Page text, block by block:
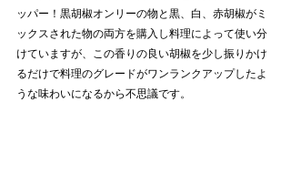
ッパー！黒胡椒オンリーの物と黒、白、赤胡椒がミ
ックスされた物の両方を購入し料理によって使い分
けていますが、この香りの良い胡椒を少し振りかけ
るだけで料理のグレードがワンランクアップしたよ
うな味わいになるから不思議です。